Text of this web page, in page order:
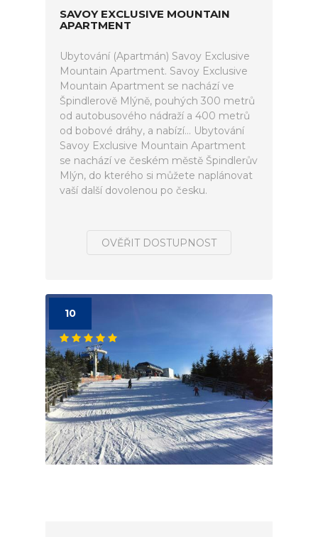
SAVOY EXCLUSIVE MOUNTAIN
APARTMENT
Ubytování (Apartmán) Savoy Exclusive
Mountain Apartment. Savoy Exclusive
Mountain Apartment se nachází ve
Špindlerově Mlýně, pouhých 300 metrů
od autobusového nádraží a 400 metrů
od bobové dráhy, a nabízí... Ubytování
Savoy Exclusive Mountain Apartment
se nachází ve českém městě Špindlerův
Mlýn, do kterého si můžete naplánovat
vaší další dovolenou po česku.
OVĚŘIT DOSTUPNOST
10